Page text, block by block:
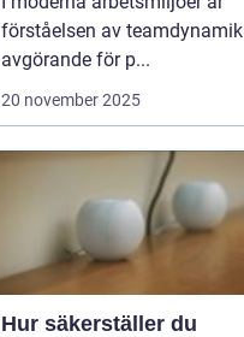
förståelsen av teamdynamik
avgörande för p...
20 november 2025
Hur säkerställer du